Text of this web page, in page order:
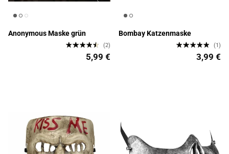
Anonymous Maske grün
(2)
5,99 €
Bombay Katzenmaske
(1)
3,99 €